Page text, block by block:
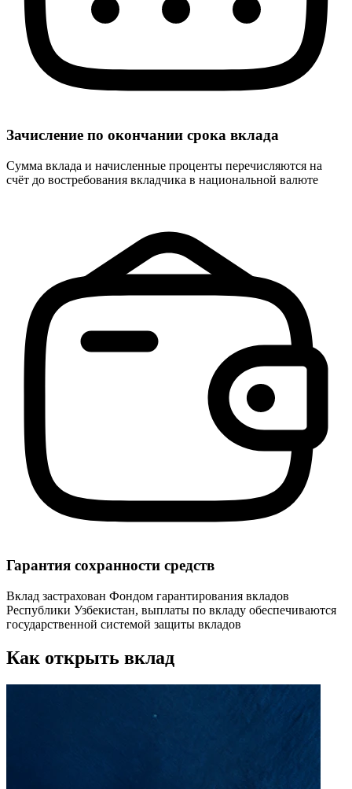
Зачисление по окончании срока вклада
Сумма вклада и начисленные проценты перечисляются на
счёт до востребования вкладчика в национальной валюте
Гарантия сохранности средств
Вклад застрахован Фондом гарантирования вкладов
Республики Узбекистан, выплаты по вкладу обеспечиваются
государственной системой защиты вкладов
Как открыть вклад